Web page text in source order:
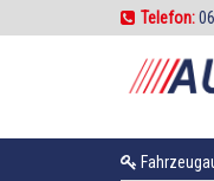
Telefon: